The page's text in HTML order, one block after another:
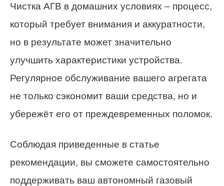
Чистка АГВ в домашних условиях – процесс,
который требует внимания и аккуратности,
но в результате может значительно
улучшить характеристики устройства.
Регулярное обслуживание вашего агрегата
не только сэкономит ваши средства, но и
убережёт его от преждевременных поломок.
Соблюдая приведенные в статье
рекомендации, вы сможете самостоятельно
поддерживать ваш автономный газовый